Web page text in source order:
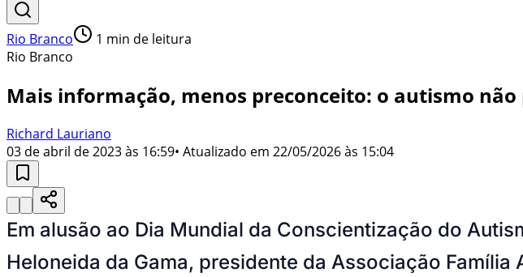
Rio Branco 1 min de leitura
Rio Branco
Mais informação, menos preconceito: o autismo
Richard Lauriano
03 de abril de 2023 às 16:59• Atualizado em 22/05/2026 às 15:04
Em alusão ao Dia Mundial da Conscientização do
Heloneida da Gama, presidente da Associação